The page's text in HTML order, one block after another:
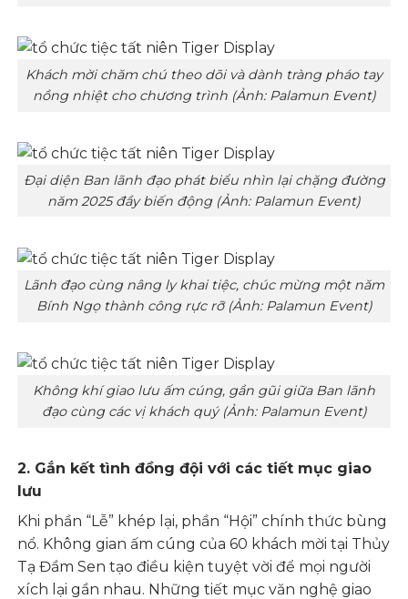
Khách mời chăm chú theo dõi và dành tràng pháo tay
nồng nhiệt cho chương trình (Ảnh: Palamun Event)
Đại diện Ban lãnh đạo phát biểu nhìn lại chặng đường
năm 2025 đầy biến động (Ảnh: Palamun Event)
Lãnh đạo cùng nâng ly khai tiệc, chúc mừng một năm
Bính Ngọ thành công rực rỡ (Ảnh: Palamun Event)
Không khí giao lưu ấm cúng, gần gũi giữa Ban lãnh
đạo cùng các vị khách quý (Ảnh: Palamun Event)
2. Gắn kết tình đồng đội với các tiết mục giao
lưu
Khi phần “Lễ” khép lại, phần “Hội” chính thức bùng
nổ. Không gian ấm cúng của 60 khách mời tại Thủy
Tạ Đầm Sen tạo điều kiện tuyệt vời để mọi người
xích lại gần nhau. Những tiết mục văn nghệ giao